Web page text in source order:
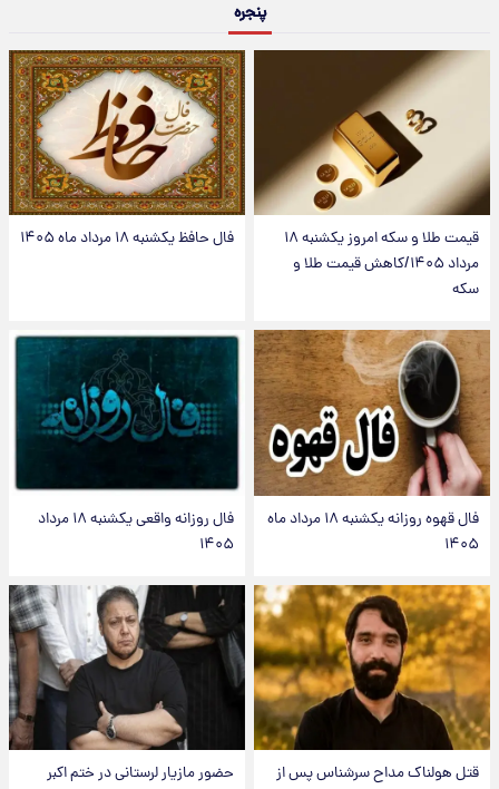
پنجره
قیمت طلا و سکه امروز یکشنبه ۱۸
مرداد ۱۴۰۵/کاهش قیمت طلا و
سکه
فال حافظ یکشنبه ۱۸ مرداد ماه ۱۴۰۵
فال قهوه روزانه یکشنبه ۱۸ مرداد ماه
۱۴۰۵
فال روزانه واقعی یکشنبه ۱۸ مرداد
۱۴۰۵
قتل هولناک مداح سرشناس پس از
حضور مازیار لرستانی در ختم اکبر